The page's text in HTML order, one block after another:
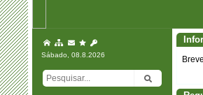
Sábado, 08.8.2026